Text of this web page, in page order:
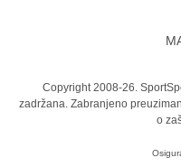
Copyright 2008-26.
zadržana. Zabranjeno
o